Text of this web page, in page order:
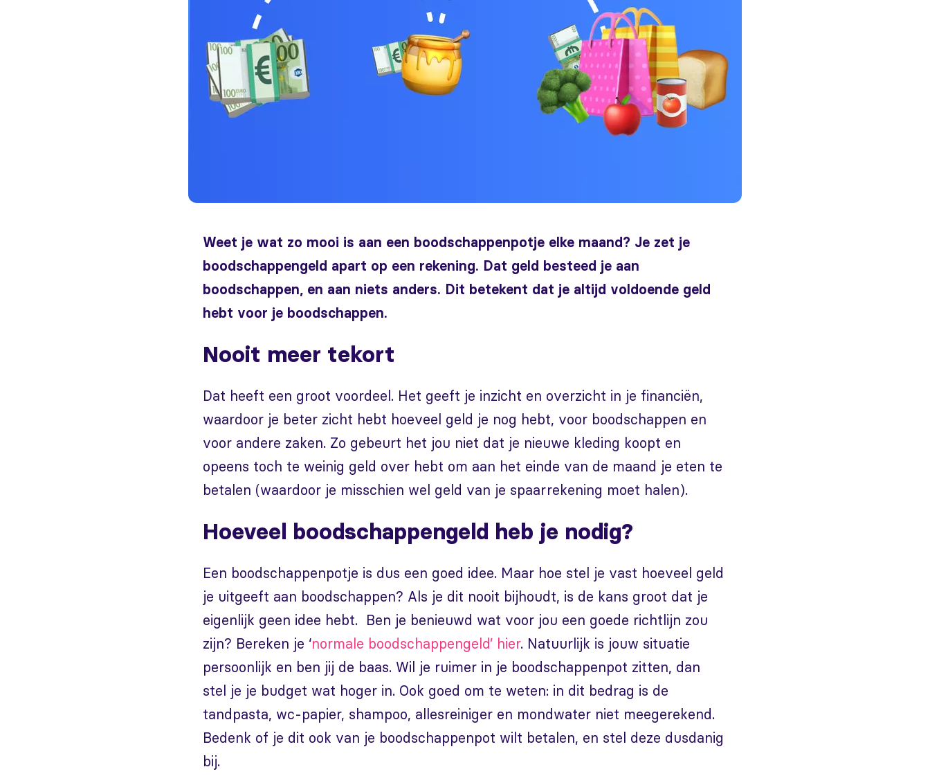
Weet je wat zo mooi is aan een boodschappenpotje elke maand? Je zet je
boodschappengeld apart op een rekening. Dat geld besteed je aan
boodschappen, en aan niets anders. Dit betekent dat je altijd voldoende geld
hebt voor je boodschappen.
Nooit meer tekort
Dat heeft een groot voordeel. Het geeft je inzicht en overzicht in je financiën,
waardoor je beter zicht hebt hoeveel geld je nog hebt, voor boodschappen en
voor andere zaken. Zo gebeurt het jou niet dat je nieuwe kleding koopt en
opeens toch te weinig geld over hebt om aan het einde van de maand je eten te
betalen (waardoor je misschien wel geld van je spaarrekening moet halen).
Hoeveel boodschappengeld heb je nodig?
Een boodschappenpotje is dus een goed idee. Maar hoe stel je vast hoeveel geld
je uitgeeft aan boodschappen? Als je dit nooit bijhoudt, is de kans groot dat je
eigenlijk geen idee hebt. Ben je benieuwd wat voor jou een goede richtlijn zou
zijn? Bereken je ‘normale boodschappengeld’ hier. Natuurlijk is jouw situatie
persoonlijk en ben jij de baas. Wil je ruimer in je boodschappenpot zitten, dan
stel je je budget wat hoger in. Ook goed om te weten: in dit bedrag is de
tandpasta, wc-papier, shampoo, allesreiniger en mondwater niet meegerekend.
Bedenk of je dit ook van je boodschappenpot wilt betalen, en stel deze dusdanig
bij.